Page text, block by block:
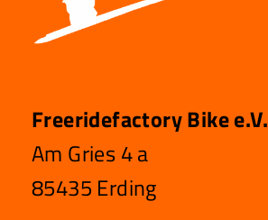
Freeridefactory Bike e.V.
Am Gries 4 a
85435 Erding